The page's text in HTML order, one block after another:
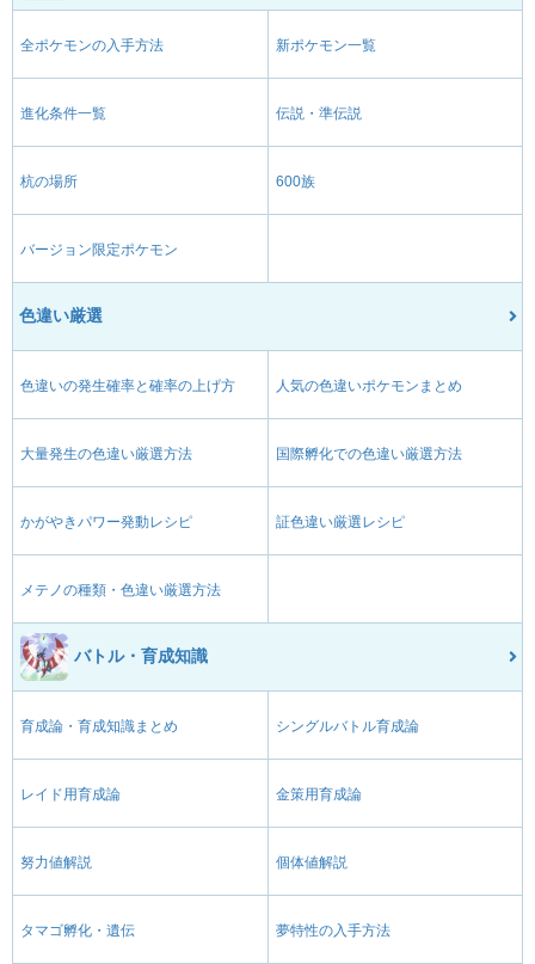
全ポケモンの入手方法 新ポケモン一覧
進化条件一覧 伝説・準伝説
杭の場所 600族
バージョン限定ポケモン
色違い厳選
色違いの発生確率と確率の上げ方 人気の色違いポケモンまとめ
大量発生の色違い厳選方法 国際孵化での色違い厳選方法
かがやきパワー発動レシピ 証色違い厳選レシピ
メテノの種類・色違い厳選方法
バトル・育成知識
育成論・育成知識まとめ シングルバトル育成論
レイド用育成論 金策用育成論
努力値解説 個体値解説
タマゴ孵化・遺伝 夢特性の入手方法